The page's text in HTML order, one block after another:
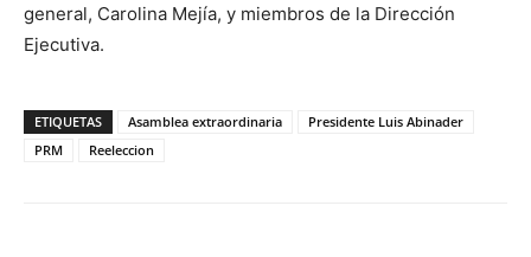
general, Carolina Mejía, y miembros de la Dirección
Ejecutiva.
ETIQUETAS Asamblea extraordinaria
Presidente Luis Abinader
PRM
Reeleccion